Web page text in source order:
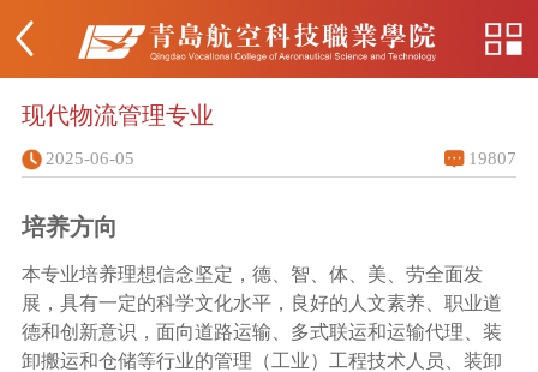
现代物流管理专业
2025-06-05 19807
培养方向
本专业培养理想信念坚定，德、智、体、美、劳全面发
展，具有一定的科学文化水平，良好的人文素养、职业道
德和创新意识，面向道路运输、多式联运和运输代理、装
卸搬运和仓储等行业的管理（工业）工程技术人员、装卸